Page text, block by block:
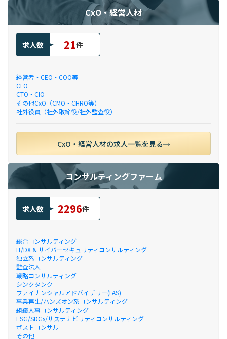
CxO・経営人材
求人数 21件
経営者・CEO・COO等
CFO
CTO・CIO
その他CxO（CMO・CHRO等）
社外役員（社外取締役/社外監査役）
CxO・経営人材の求人一覧を見る
コンサルティングファーム
求人数 2296件
総合コンサルティング
IT/DX & サイバーセキュリティコンサルティング
独立系コンサルティング
監査法人
戦略コンサルティング
シンクタンク
ファイナンシャルアドバイザリー(FAS)
事業再生/ハンズオン系コンサルティング
組織人事コンサルティング
ESG/SDGs/サステナビリティコンサルティング
ポストコンサル
その他